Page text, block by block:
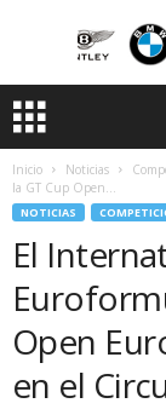
Inicio Noticias
la GT Cup Open...
NOTICIAS
El
Open
en el